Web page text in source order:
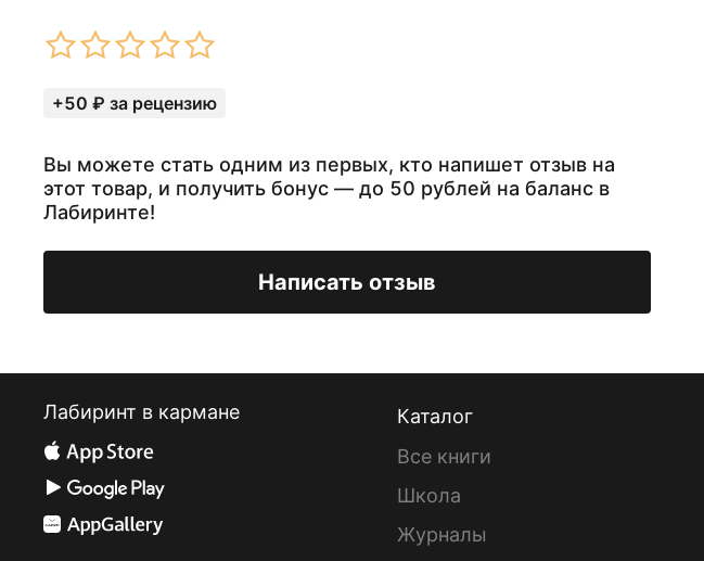
+50 ₽ за рецензию
Вы можете стать одним из первых, кто напишет отзыв на
этот товар, и получить бонус — до 50 рублей на баланс в
Лабиринте!
Написать отзыв
Лабиринт в кармане
Каталог
Все книги
Школа
Журналы